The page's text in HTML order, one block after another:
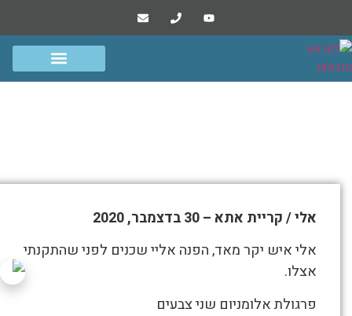
התמונות
מטה
מספרות
את
סיפור
אלי / קריית אתא – 30 בדצמבר, 2020
אלי איש יקר מאד, הפנה אליי שכנים לפני שהתקנתי
אצלו.
פרגולת אלומניום שני צבעים